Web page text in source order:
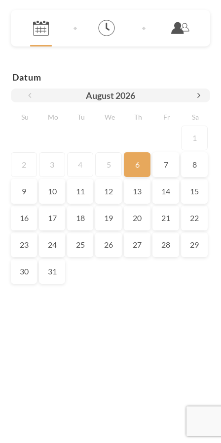
Datum
August2026
Su Mo Tu We Th Fr Sa
1
2 3 4 5 6 7 8
9 10 11 12 13 14 15
16 17 18 19 20 21 22
23 24 25 26 27 28 29
30 31